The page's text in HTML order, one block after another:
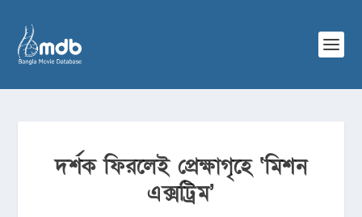
দর্শক ফিরলেই প্রেক্ষাগৃহে ‘মিশন
এক্সট্রিম’